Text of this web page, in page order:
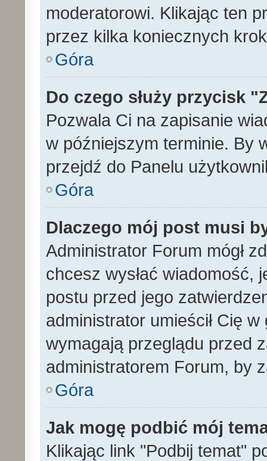
moderatorowi. Klikając ten
przez kilka koniecznych
Góra
Do czego służy przycisk
Pozwala Ci na zapisanie
w późniejszym terminie. By
przejdź do Panelu
Góra
Dlaczego mój post musi
Administrator Forum mógł
chcesz wysłać wiadomość,
postu przed jego
administrator umieścił Cię
wymagają przeglądu przed
administratorem Forum, by
Góra
Jak mogę podbić mój
Klikając link "Podbij temat"